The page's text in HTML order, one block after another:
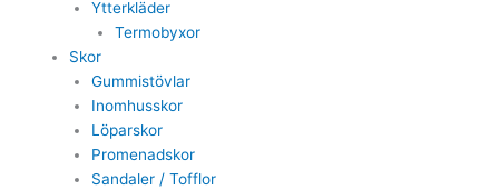
Ytterkläder
Termobyxor
Skor
Gummistövlar
Inomhusskor
Löparskor
Promenadskor
Sandaler / Tofflor